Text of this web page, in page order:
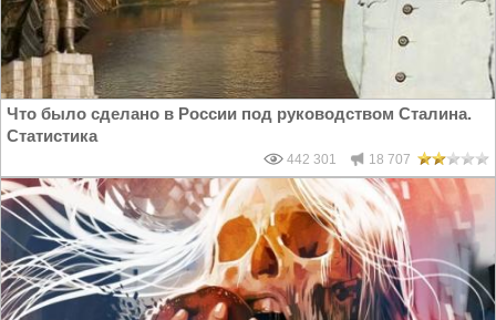
Что было сделано в России под руководством Сталина.
Статистика
442 301 18 707